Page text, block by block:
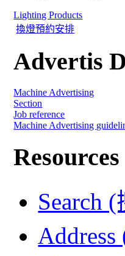
Lighting Products
換燈預約安排
Advertis
Machine Advertising
Section
Job reference
Machine Advertising
Resources
Search